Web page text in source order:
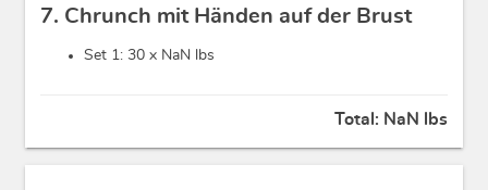
7. Chrunch mit Händen auf der Brust
Set 1: 30 x NaN lbs
Total: NaN lbs